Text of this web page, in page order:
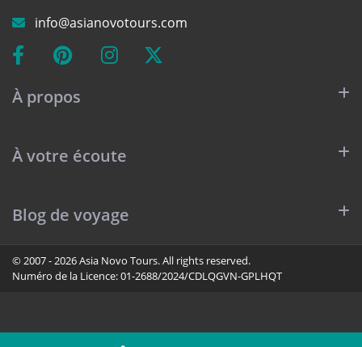
info@asianovotours.com
À propos
À votre écoute
Blog de voyage
© 2007 - 2026 Asia Novo Tours. All rights reserved.
Numéro de la Licence:01-2688/2024/CDLQGVN-GPLHQT